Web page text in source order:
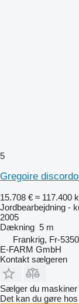
5
Gregoire
15.708 € ≈ 117.400
Jordbearbejdning -
2005
Dækning 5 m
Frankrig, Fr-
E-FARM GmbH
Kontakt sælgeren
Sælger du
Det kan du gøre